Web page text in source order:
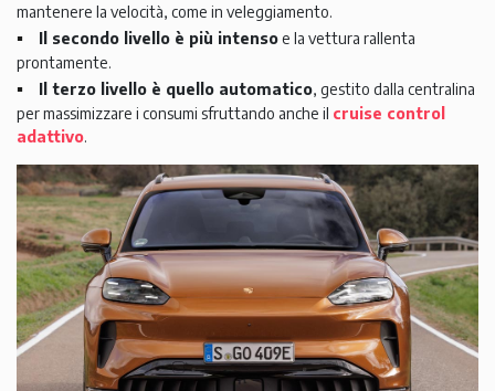
mantenere la velocità, come in veleggiamento.
Il secondo livello è più intensoe la vettura rallenta
prontamente.
Il terzo livello è quello automatico, gestito dalla centralina
per massimizzare i consumi sfruttando anche il cruise control
adattivo.